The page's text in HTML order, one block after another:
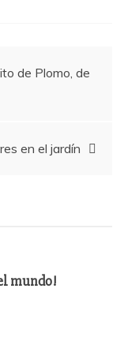
de Plomo, de
en el jardín
mundo!